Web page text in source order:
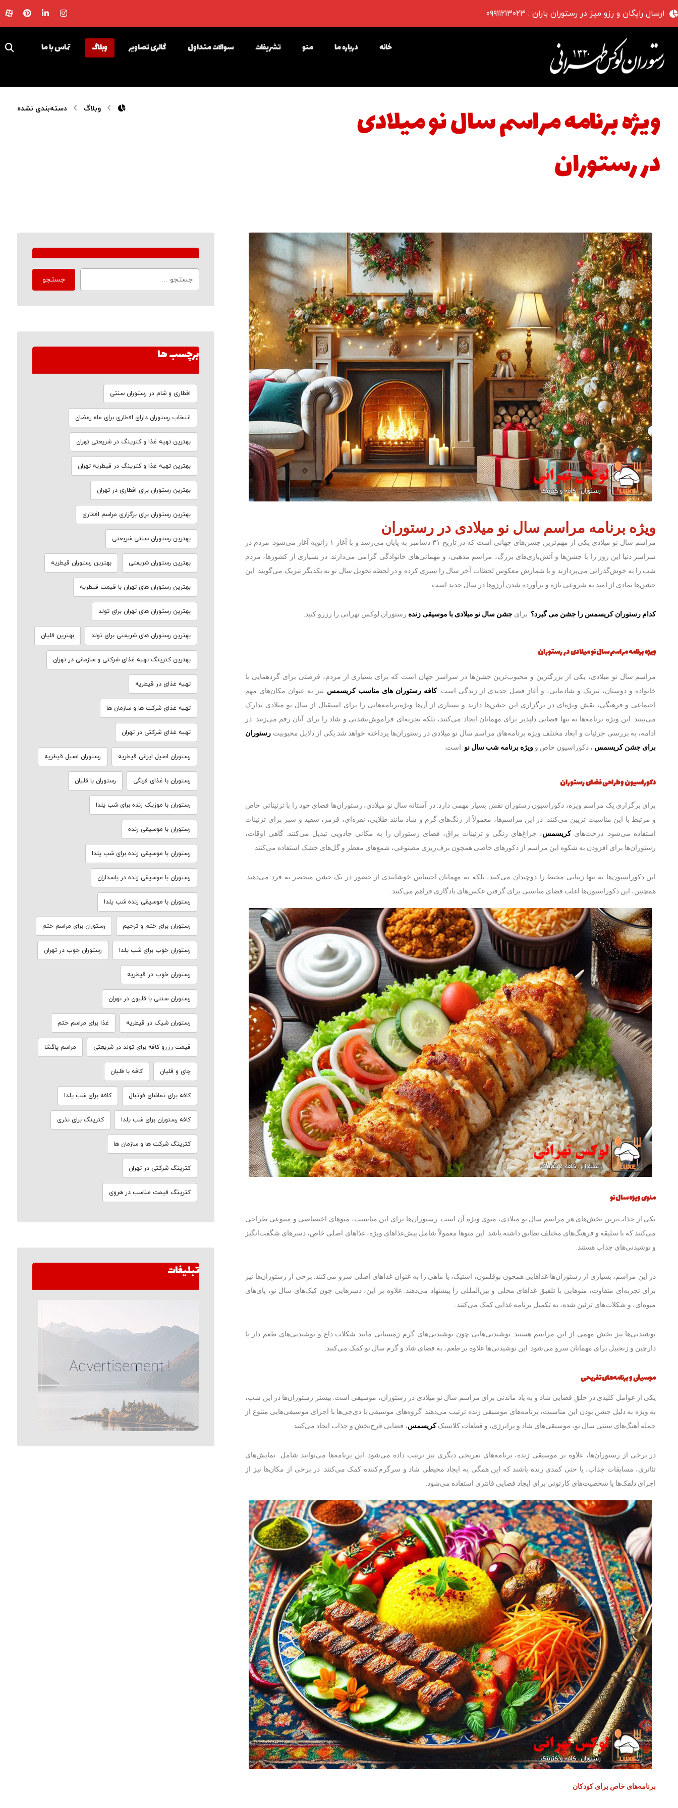
ارسال رایگان و رزو میز در رستوران باران : ۰۹۹۱۱۲۱۳۰۲۳
خانه درباره ما منو تشریفات سوالات متداول گالری تصاویر وبلاگ تماس با ما
ویژه برنامه مراسم سال نو میلادی
در رستوران
وبلاگ دسته‌بندی نشده
ویژه برنامه مراسم سال نو میلادی در رستوران
مراسم سال نو میلادی یکی از مهم‌ترین جشن‌های جهانی است که در تاریخ ۳۱ دسامبر به پایان می‌رسد و با آغاز ۱ ژانویه آغاز می‌شود. مردم در
سراسر دنیا این روز را با جشن‌ها و آتش‌بازی‌های بزرگ، مراسم مذهبی، و مهمانی‌های خانوادگی گرامی می‌دارند. در بسیاری از کشورها، مردم
شب را به خوش‌گذرانی می‌پردازند و با شمارش معکوس لحظات آخر سال را سپری کرده و در لحظه تحویل سال نو به یکدیگر تبریک می‌گویند. این
جشن‌ها نمادی از امید به شروعی تازه و برآورده شدن آرزوها در سال جدید است.
کدام رستوران کریسمس را جشن می گیرد؟ برای جشن سال نو میلادی با موسیقی زنده رستوران لوکس تهرانی را رزرو کنید.
ویژه برنامه مراسم سال نو میلادی در رستوران
مراسم سال نو میلادی، یکی از بزرگترین و محبوب‌ترین جشن‌ها در سراسر جهان است که برای بسیاری از مردم، فرصتی برای گردهمایی با
خانواده و دوستان، تبریک و شادمانی، و آغاز فصل جدیدی از زندگی است.کافه رستوران های مناسب کریسمس نیز به عنوان مکان‌های مهم
اجتماعی و فرهنگی، نقش ویژه‌ای در برگزاری این جشن‌ها دارند و بسیاری از آن‌ها ویژه‌برنامه‌هایی را برای استقبال از سال نو میلادی تدارک
می‌بینند. این ویژه برنامه‌ها نه تنها فضایی دلپذیر برای مهمانان ایجاد می‌کنند، بلکه تجربه‌ای فراموش‌نشدنی و شاد را برای آنان رقم می‌زنند. در
ادامه، به بررسی جزئیات و ابعاد مختلف ویژه برنامه‌های مراسم سال نو میلادی در رستوران‌ها پرداخته خواهد شد.یکی از دلایل محبوبیت رستوران
برای جشن کریسمس ، دکوراسیون خاص و ویژه برنامه شب سال نو است.
دکوراسیون و طراحی فضای رستوران
برای برگزاری یک مراسم ویژه، دکوراسیون رستوران نقش بسیار مهمی دارد. در آستانه سال نو میلادی، رستوران‌ها فضای خود را با تزئیناتی خاص
و مرتبط با این مناسبت تزیین می‌کنند. در این مراسم‌ها، معمولاً از رنگ‌های گرم و شاد مانند طلایی، نقره‌ای، قرمز، سفید و سبز برای تزئینات
استفاده می‌شود. درخت‌هایکریسمس، چراغ‌های رنگی و تزئینات براق، فضای رستوران را به مکانی جادویی تبدیل می‌کنند. گاهی اوقات،
رستوران‌ها برای افزودن به شکوه این مراسم از دکورهای خاصی همچون برف‌ریزی مصنوعی، شمع‌های معطر و گل‌های خشک استفاده می‌کنند.
این دکوراسیون‌ها نه تنها زیبایی محیط را دوچندان می‌کنند، بلکه به مهمانان احساس خوشایندی از حضور در یک جشن منحصر به فرد می‌دهند.
همچنین، این دکوراسیون‌ها اغلب فضای مناسبی برای گرفتن عکس‌های یادگاری فراهم می‌کنند.
منوی ویژه سال نو
یکی از جذاب‌ترین بخش‌های هر مراسم سال نو میلادی، منوی ویژه آن است. رستوران‌ها برای این مناسبت، منوهای اختصاصی و متنوعی طراحی
می‌کنند که با سلیقه و فرهنگ‌های مختلف تطابق داشته باشد. این منوها معمولاً شامل پیش‌غذاهای ویژه، غذاهای اصلی خاص، دسرهای شگفت‌انگیز
و نوشیدنی‌های جذاب هستند.
در این مراسم، بسیاری از رستوران‌ها غذاهایی همچون بوقلمون، استیک، یا ماهی را به عنوان غذاهای اصلی سرو می‌کنند. برخی از رستوران‌ها نیز
برای تجربه‌ای متفاوت، منوهایی با تلفیق غذاهای محلی و بین‌المللی را پیشنهاد می‌دهند. علاوه بر این، دسرهایی چون کیک‌های سال نو، پای‌های
میوه‌ای، و شکلات‌های تزئین شده، به تکمیل برنامه غذایی کمک می‌کنند.
نوشیدنی‌ها نیز بخش مهمی از این مراسم هستند. نوشیدنی‌هایی چون نوشیدنی‌های گرم زمستانی مانند شکلات داغ و نوشیدنی‌های طعم دار با
دارچین و زنجبیل برای مهمانان سرو می‌شود. این نوشیدنی‌ها علاوه بر طعم، به فضای شاد و گرم سال نو کمک می‌کنند.
موسیقی و برنامه‌های تفریحی
یکی از عوامل کلیدی در خلق فضایی شاد و به یاد ماندنی برای مراسم سال نو میلادی در رستوران، موسیقی است. بیشتر رستوران‌ها در این شب،
به ویژه به دلیل جشن بودن این مناسبت، برنامه‌های موسیقی زنده ترتیب می‌دهند. گروه‌های موسیقی یا دی‌جی‌ها با اجرای موسیقی‌هایی متنوع از
جمله آهنگ‌های سنتی سال نو، موسیقی‌های شاد و پرانرژی، و قطعات کلاسیککریسمس، فضایی فرح‌بخش و جذاب ایجاد می‌کنند.
در برخی از رستوران‌ها، علاوه بر موسیقی زنده، برنامه‌های تفریحی دیگری نیز ترتیب داده می‌شود. این برنامه‌ها می‌توانند شامل نمایش‌های
تئاتری، مسابقات جذاب، یا حتی کمدی زنده باشند که این همگی به ایجاد محیطی شاد و سرگرم‌کننده کمک می‌کنند. در برخی از مکان‌ها نیز از
اجرای دلقک‌ها یا شخصیت‌های کارتونی برای ایجاد فضایی فانتزی استفاده می‌شود.
برنامه‌های خاص برای کودکان
برچسب ها
افطاری و شام در رستوران سنتی
انتخاب رستوران دارای افطاری برای ماه رمضان
بهترین تهیه غذا و کترینگ در شریعتی تهران
بهترین تهیه غذا و کترینگ در قیطریه تهران
بهترین رستوران برای افطاری در تهران
بهترین رستوران برای برگزاری مراسم افطاری
بهترین رستوران سنتی شریعتی
بهترین رستوران شریعتی بهترین رستوران قیطریه
بهترین رستوران های تهران با قیمت قیطریه
بهترین رستوران های تهران برای تولد
بهترین رستوران های شریعتی برای تولد بهترین قلیان
بهترین کترینگ تهیه غذای شرکتی و سازمانی در تهران
تهیه غذای در قیطریه
تهیه غذای شرکت ها و سازمان ها
تهیه غذای شرکتی در تهران
رستوران اصیل ایرانی قیطریه رستوران اصیل قیطریه
رستوران با غذای فرنگی رستوران با قلیان
رستوران با موزیک زنده برای شب یلدا
رستوران با موسیقی زنده
رستوران با موسیقی زنده برای شب یلدا
رستوران با موسیقی زنده در پاسداران
رستوران با موسیقی زنده شب یلدا
رستوران برای ختم و ترحیم رستوران برای مراسم ختم
رستوران خوب برای شب یلدا رستوران خوب در تهران
رستوران خوب در قیطریه
رستوران سنتی با قلیون در تهران
رستوران شیک در قیطریه غذا برای مراسم ختم
قیمت رزرو کافه برای تولد در شریعتی مراسم پاگشا
چای و قلیان کافه با قلیان
کافه برای تماشای فوتبال کافه برای شب یلدا
کافه رستوران برای شب یلدا کترینگ برای نذری
کترینگ شرکت ها و سازمان ها
کترینگ شرکتی در تهران
کترینگ قیمت مناسب در هروی
تبلیغات